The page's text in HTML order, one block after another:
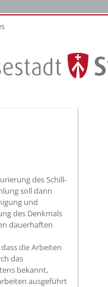
des Schill-
soll dann
und
des Denkmals
dauerhaften
die Arbeiten
das
bekannt,
ausgeführt